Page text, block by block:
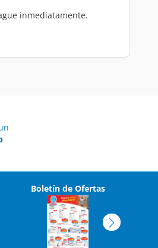
inmediatamente.
Boletín de Ofertas